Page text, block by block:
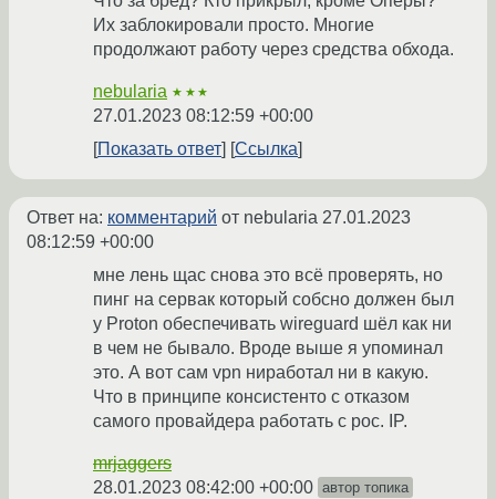
Их заблокировали просто. Многие
продолжают работу через средства обхода.
nebularia ★★★
27.01.2023 08:12:59 +00:00
Показать ответ
Ссылка
Ответ на: комментарий от nebularia 27.01.2023
08:12:59 +00:00
мне лень щас снова это всё проверять, но
пинг на сервак который собсно должен был
у Proton обеспечивать wireguard шёл как ни
в чем не бывало. Вроде выше я упоминал
это. А вот сам vpn ниработал ни в какую.
Что в принципе консистенто с отказом
самого провайдера работать с рос. IP.
mrjaggers
28.01.2023 08:42:00 +00:00 автор топика